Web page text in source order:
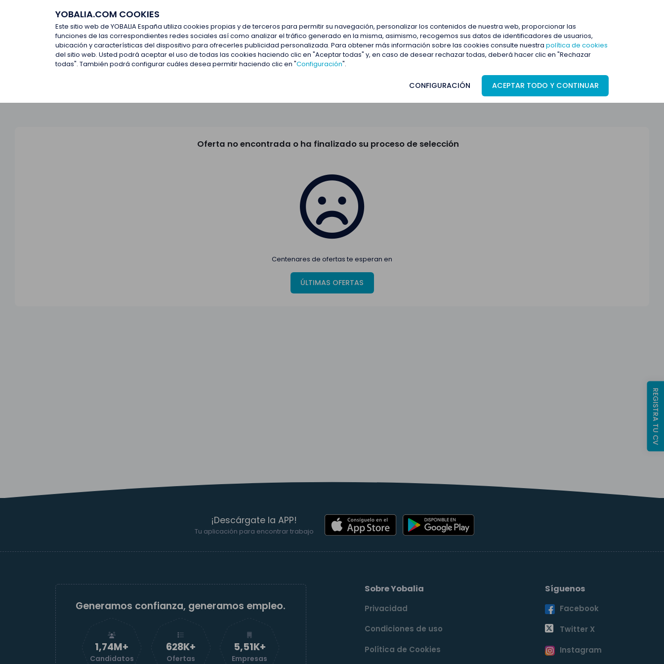
YOBALIA.COM COOKIES
Este sitio web de YOBALIA España utiliza cookies propias y de terceros para permitir su navegación, personalizar los contenidos de nuestra web, proporcionar las
funciones de las correspondientes redes sociales así como analizar el tráfico generado en la misma, asimismo, recogemos sus datos de identificadores de usuarios,
ubicación y características del dispositivo para ofrecerles publicidad personalizada. Para obtener más información sobre las cookies consulte nuestra política de cookies
del sitio web. Usted podrá aceptar el uso de todas las cookies haciendo clic en "Aceptar todas" y, en caso de desear rechazar todas, deberá hacer clic en "Rechazar
todas". También podrá configurar cuáles desea permitir haciendo clic en "Configuración".
CONFIGURACIÓN ACEPTAR TODO Y CONTINUAR
Últimas ofertas
Últimas ofertas
Oferta no encontrada o ha finalizado su proceso de selección
Centenares de ofertas te esperan en
ÚLTIMAS OFERTAS
¡Descárgate la APP!
Tu aplicación para encontrar trabajo
Generamos confianza, generamos empleo.
1,74M+
Candidatos
629K+
Ofertas
5,52K+
Empresas
Sobre Yobalia
Privacidad
Condiciones de uso
Política de Cookies
Síguenos
Facebook
Twitter X
Instagram
REGISTRA TU CV